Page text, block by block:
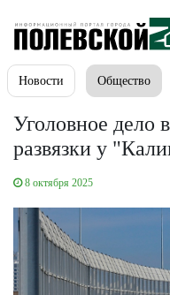
Новости Общество
Уголовное дело
развязки у
8 октября 2025